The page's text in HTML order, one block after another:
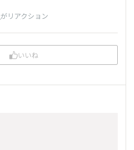
がリアクション
いいね